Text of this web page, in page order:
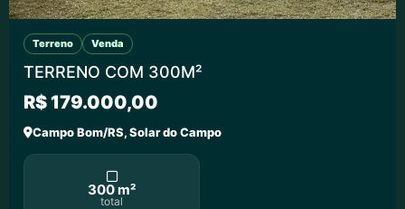
Terreno Venda
TERRENO COM 300M²
R$ 179.000,00
Campo Bom/RS, Solar do Campo
300 m²
total